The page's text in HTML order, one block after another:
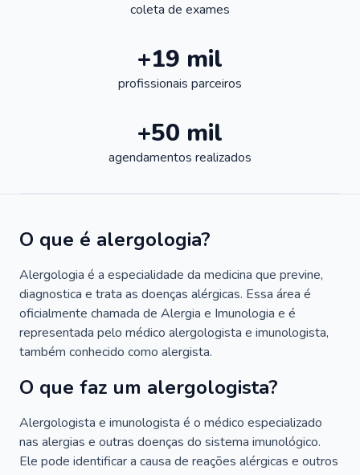
coleta de exames
+19 mil
profissionais parceiros
+50 mil
agendamentos realizados
O que é alergologia?
Alergologia é a especialidade da medicina que previne,
diagnostica e trata as doenças alérgicas. Essa área é
oficialmente chamada de Alergia e Imunologia e é
representada pelo médico alergologista e imunologista,
também conhecido como alergista.
O que faz um alergologista?
Alergologista e imunologista é o médico especializado
nas alergias e outras doenças do sistema imunológico.
Ele pode identificar a causa de reações alérgicas e outros